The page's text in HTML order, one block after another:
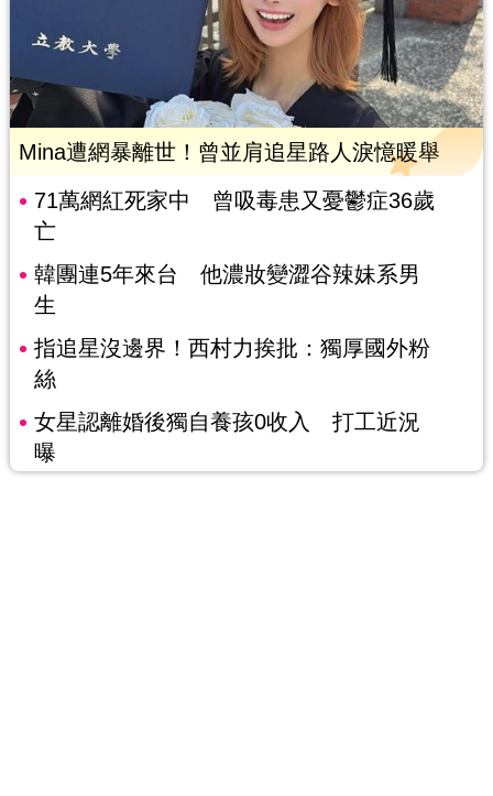
Mina遭網暴離世！曾並肩追星路人淚憶暖舉
71萬網紅死家中 曾吸毒患又憂鬱症36歲
亡
韓團連5年來台 他濃妝變澀谷辣妹系男
生
指追星沒邊界！西村力挨批：獨厚國外粉
絲
女星認離婚後獨自養孩0收入 打工近況
曝